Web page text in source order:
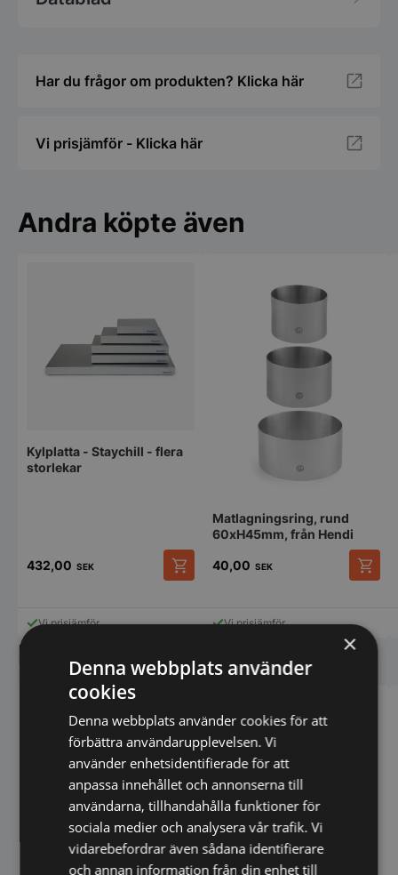
Har du frågor om produkten? Klicka här
Vi prisjämför - Klicka här
Andra köpte även
Kylplatta - Staychill - flera
storlekar
432,00 SEK
produkten
varianter.
De
alternativen
kan
väljas
på
produktsidan
Vi prisjämför
Matlagningsring, rund
60xH45mm, från Hendi
40,00 SEK
Vi prisjämför
Liknande produkter ×
Denna webbplats använder
cookies
Denna webbplats använder cookies för att
förbättra användarupplevelsen. Vi
använder enhetsidentifierade för att
anpassa innehållet och annonserna till
användarna, tillhandahålla funktioner för
sociala medier och analysera vår trafik. Vi
vidarebefordrar även sådana identifierare
och annan information från din enhet till